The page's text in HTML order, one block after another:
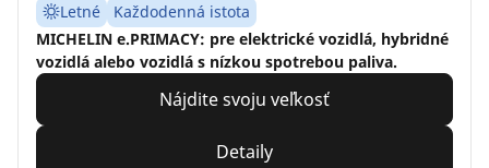
Letné
Každodenná istota
MICHELIN e.PRIMACY: pre elektrické vozidlá, hybridné
vozidlá alebo vozidlá s nízkou spotrebou paliva.
Nájdite svoju veľkosť
Detaily